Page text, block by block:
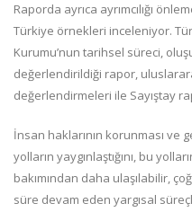
Raporda ayrıca ayrımcılığı
Türkiye örnekleri inceleniyor.
Kurumu’nun tarihsel süreci,
değerlendirildiği rapor,
değerlendirmeleri ile Sayıştay
İnsan haklarının korunması ve
yolların yaygınlaştığını, bu
bakımından daha ulaşılabilir,
süre devam eden yargısal